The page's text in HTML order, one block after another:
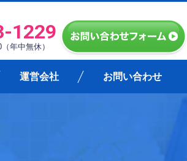
1229
年中無休）
運営会社 お問い合わせ